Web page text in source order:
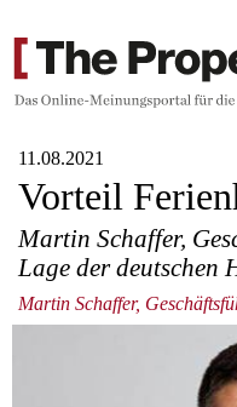
11.08.2021
Vorteil
Martin Schaffer,
Lage der deutschen
Martin Schaffer,